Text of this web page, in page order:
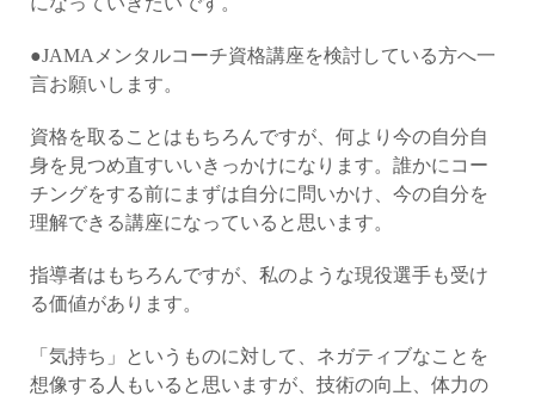
●JAMAメンタルコーチ資格講座を検討している方へ一
言お願いします。
資格を取ることはもちろんですが、何より今の自分自
身を見つめ直すいいきっかけになります。誰かにコー
チングをする前にまずは自分に問いかけ、今の自分を
理解できる講座になっていると思います。
指導者はもちろんですが、私のような現役選手も受け
る価値があります。
「気持ち」というものに対して、ネガティブなことを
想像する人もいると思いますが、技術の向上、体力の